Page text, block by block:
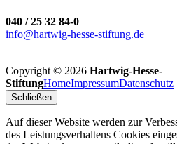
040 / 25 32 84-0
info@hartwig-hesse-stiftung.de
Copyright © 2026 Hartwig-Hesse-
StiftungHomeImpressumDatenschutz
Schließen
Auf dieser Website werden zur
des Leistungsverhaltens Cookies